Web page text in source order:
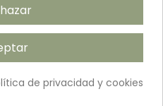
de privacidad y cookies